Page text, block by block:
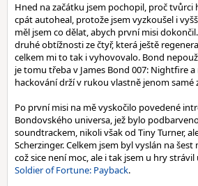
Hned na začátku jsem pochopil, proč tvůrci
cpát autoheal, protože jsem vyzkoušel i
měl jsem co dělat, abych první misi
druhé obtížnosti ze čtyř, která ještě
celkem mi to tak i vyhovovalo. Bond
je tomu třeba v James Bond 007: Nightfire
hackování drží v rukou vlastně jenom samé
Po první misi na mě vyskočilo povedené
Bondovského universa, jež bylo
soundtrackem, nikoli však od Tiny Turner,
Scherzinger. Celkem jsem byl vyslán na
což sice není moc, ale i tak jsem u hry strávil
Soldier of Fortune: Payback.